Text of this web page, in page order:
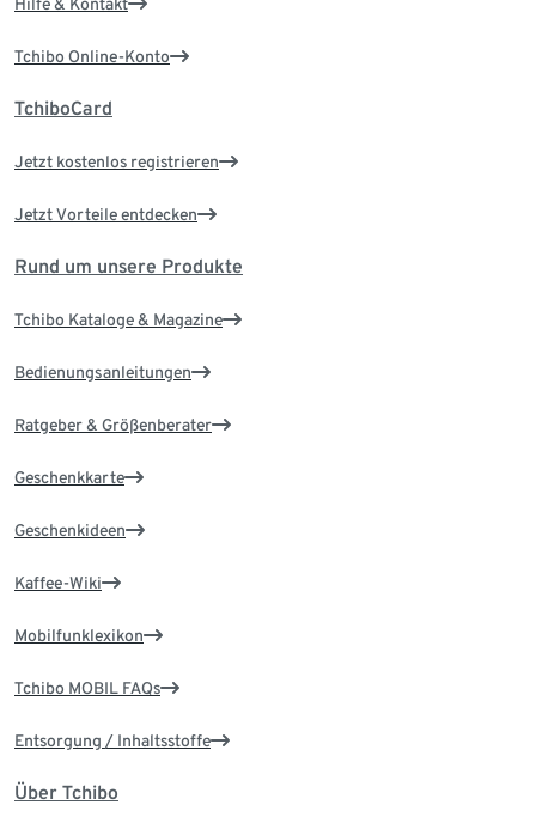
Tchibo Online-Konto
TchiboCard
Jetzt kostenlos registrieren
Jetzt Vorteile entdecken
Rund um unsere Produkte
Tchibo Kataloge & Magazine
Bedienungsanleitungen
Ratgeber & Größenberater
Geschenkkarte
Geschenkideen
Kaffee-Wiki
Mobilfunklexikon
Tchibo MOBIL FAQs
Entsorgung / Inhaltsstoffe
Über Tchibo